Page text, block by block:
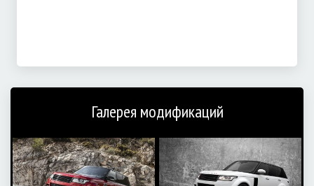
Галерея модификаций